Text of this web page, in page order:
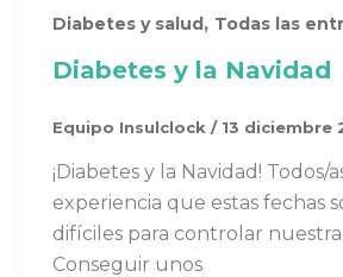
Diabetes y salud, Todas las
Diabetes y la Navidad
Equipo Insulclock / 13 diciembre
¡Diabetes y la Navidad! Todos/
experiencia que estas fechas
difíciles para controlar
Conseguir unos